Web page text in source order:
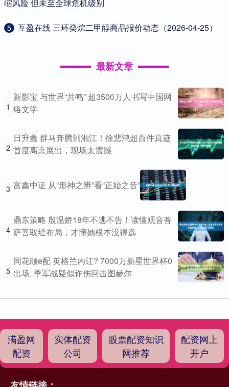
缩风险 但未至全球危机级别
5 ​互盈在线 三环癸烷二甲醇商品报价动态（2026-04-25）
最新文章
1
新影宝 与世界“共鸣” 超3500万人书写中国网
络文学
2
日升鑫 群马奔腾到湘江！徐悲鸿超百件真迹
首度离京展出，现场太震撼
3 富鑫中证 从“形神之辨”看“正始之音”
4
鼎东策略 殷温娇18年不逃不告！读懂观音菩
萨菩取经布局，才懂她根本没得选
5
同花顺e配 英格兰内讧? 7000万新星世界杯0
出场, 季军战疑似诈伤回击图赫尔
满盈网
配资
实体配资
公司
股票配资知识
网推荐
配资网上
开户